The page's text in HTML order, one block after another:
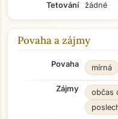
Tetování
žádné
Povaha a zájmy
Povaha mírná
Zájmy občas